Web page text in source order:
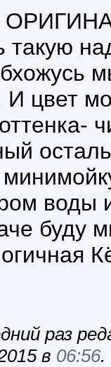
такую
И цвет
воды
буду
раз
в 06:56.